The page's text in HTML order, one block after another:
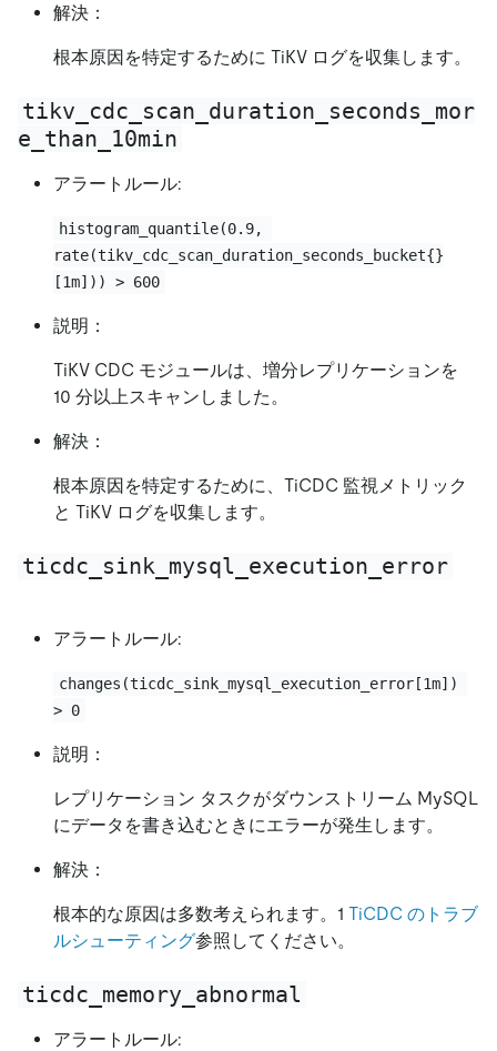
解決：
根本原因を特定するために TiKV ログを収集します。
tikv_cdc_scan_duration_seconds_mor
e_than_10min
アラートルール:
histogram_quantile(0.9,
rate(tikv_cdc_scan_duration_seconds_bucket{}
[1m])) > 600
説明：
TiKV CDC モジュールは、増分レプリケーションを
10 分以上スキャンしました。
解決：
根本原因を特定するために、TiCDC 監視メトリック
と TiKV ログを収集します。
ticdc_sink_mysql_execution_error
アラートルール:
changes(ticdc_sink_mysql_execution_error[1m])
> 0
説明：
レプリケーション タスクがダウンストリーム MySQL
にデータを書き込むときにエラーが発生します。
解決：
根本的な原因は多数考えられます。1 TiCDC のトラブ
ルシューティング参照してください。
ticdc_memory_abnormal
アラートルール: